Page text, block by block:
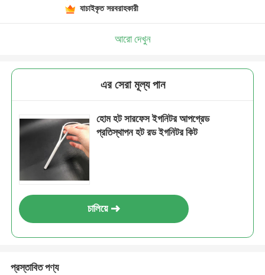
যাচাইকৃত সরবরাহকারী
আরো দেখুন
এর সেরা মূল্য পান
হোম হট সারফেস ইগনিটর আপগ্রেড
প্রতিস্থাপন হট রড ইগনিটর কিট
চালিয়ে
প্রস্তাবিত পণ্য